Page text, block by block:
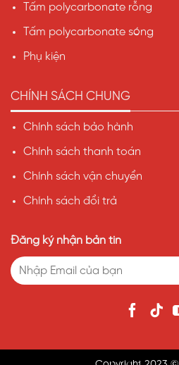
Tấm polycarbonate rỗng
Tấm polycarbonate sóng
Phụ kiện
CHÍNH SÁCH CHUNG
Chính sách bảo hành
Chính sách thanh toán
Chính sách vận chuyển
Chính sách đổi trả
Đăng ký nhận bản tin